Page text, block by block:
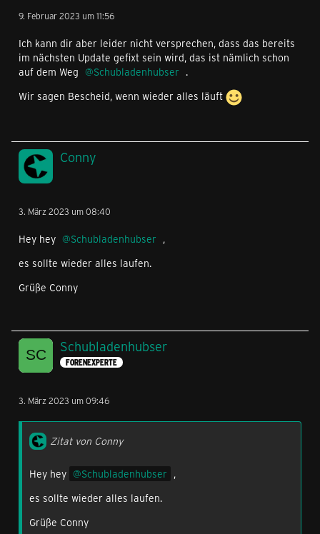
9. Februar 2023 um 11:56
Ich kann dir aber leider nicht versprechen, dass das bereits
im nächsten Update gefixt sein wird, das ist nämlich schon
auf dem Weg
Schubladenhubser .
Wir sagen Bescheid, wenn wieder alles läuft
Conny
3. März 2023 um 08:40
Hey hey Schubladenhubser ,
es sollte wieder alles laufen.
Grüße Conny
Schubladenhubser
FORENEXPERTE
3. März 2023 um 09:46
Zitat von Conny
Hey hey Schubladenhubser ,
es sollte wieder alles laufen.
Grüße Conny